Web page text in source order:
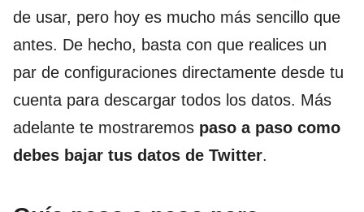
de usar, pero hoy es mucho más sencillo que
antes. De hecho, basta con que realices un
par de configuraciones directamente desde tu
cuenta para descargar todos los datos. Más
adelante te mostraremos paso a paso como
debes bajar tus datos de Twitter.